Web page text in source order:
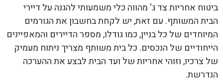
ביטוח אחריות צד ג' מהווה כלי משמעותי להגנה על דיירי
הבית המשותף. עם זאת, יש לקחת בחשבון את הגורמים
המיוחדים של כל בניין, כמו גודלו, מספר הדיירים והמאפיינים
הייחודיים של הנכסים. כל בית משותף מצריך ניתוח מעמיק
של צרכיו, וזוהי אחריות של ועד הבית לבצע את ההערכה
הנדרשת.